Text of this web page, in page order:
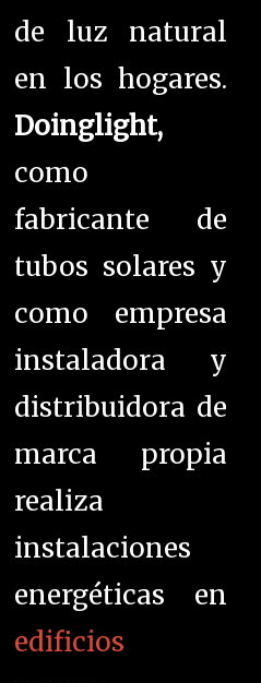
de luz natural
en los hogares.
Doinglight,
como
fabricante de
tubos solares y
como empresa
instaladora y
distribuidora de
marca propia
realiza
instalaciones
energéticas en
edificios